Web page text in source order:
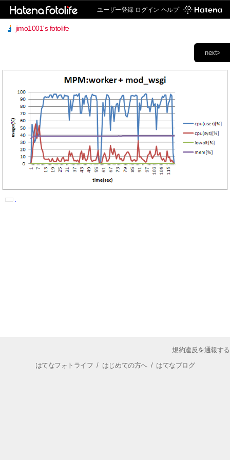
ユーザー登録 ログイン ヘルプ
jimo1001's fotolife
next>
規約違反を通報する
はてなフォトライフ / はじめての方へ/ はてなブログ